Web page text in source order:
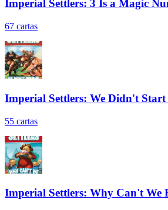
Imperial Settlers: 3 Is a Magic
67 cartas
Imperial Settlers: We Didn't
55 cartas
Imperial Settlers: Why Can't We